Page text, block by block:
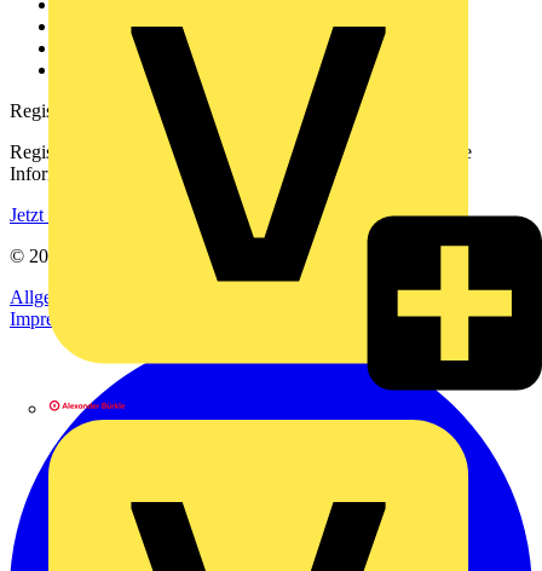
Downloadbereich (PDFs)
Häufig gestellte Fragen
voltimum.com
Registrierung
Registrieren Sie sich kostenlos und erhalten Sie stets aktuelle
Informationen aus der Elektroindustrie.
Jetzt registrieren
© 2002-
Allgemeine Geschäftsbedingungen
Datenschutzerklärung
Impressum